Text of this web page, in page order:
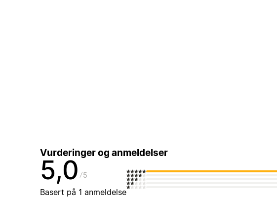
Vurderinger og anmeldelser
5,0 5
Basert på 1 anmeldelse